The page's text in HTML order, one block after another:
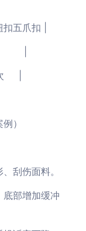
五爪扣 |
|
次 |
）
、刮伤面料。
部增加缓冲